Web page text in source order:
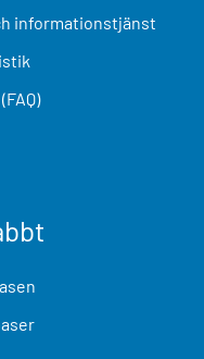
informationstjänst